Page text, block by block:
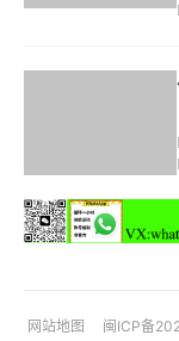
网站地图 闽ICP备